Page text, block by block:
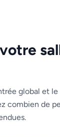
global et
combien de